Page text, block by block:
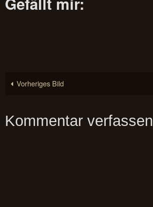
Vorheriges Bild
Kommentar verfassen